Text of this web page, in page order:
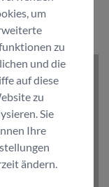
um
zu
und die
auf diese
zu
Sie
Ihre
ändern.